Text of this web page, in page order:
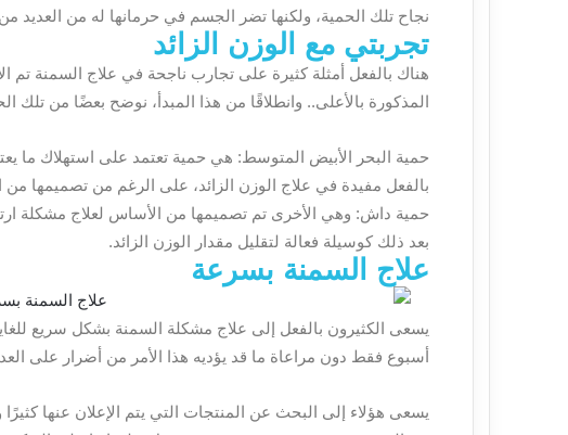
نجاح تلك الحمية، ولكنها تضر الجسم في حرمانها له من العديد من
تجربتي مع الوزن الزائد
هناك بالفعل أمثلة كثيرة على تجارب ناجحة في علاج السمنة تم
المذكورة بالأعلى.. وانطلاقًا من هذا المبدأ، نوضح بعضًا من تلك
حمية البحر الأبيض المتوسط: هي حمية تعتمد على استهلاك ما
بالفعل مفيدة في علاج الوزن الزائد، على الرغم من تصميمها
حمية داش: وهي الأخرى تم تصميمها من الأساس لعلاج مشكلة
بعد ذلك كوسيلة فعالة لتقليل مقدار الوزن الزائد.
علاج السمنة بسرعة
يسعى الكثيرون بالفعل إلى علاج مشكلة السمنة بشكل سريع
أسبوع فقط دون مراعاة ما قد يؤديه هذا الأمر من أضرار على
يسعى هؤلاء إلى البحث عن المنتجات التي يتم الإعلان عنها